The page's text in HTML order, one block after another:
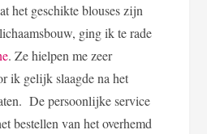
het geschikte blouses zijn
ging ik te rade
. Ze hielpen me zeer
ik gelijk slaagde na het
De persoonlijke service
bestellen van het overhemd